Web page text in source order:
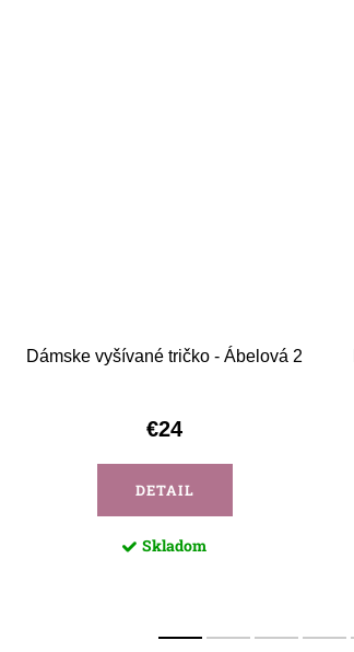
Dámske vyšívané tričko - Ábelová 2
€24
DETAIL
Skladom